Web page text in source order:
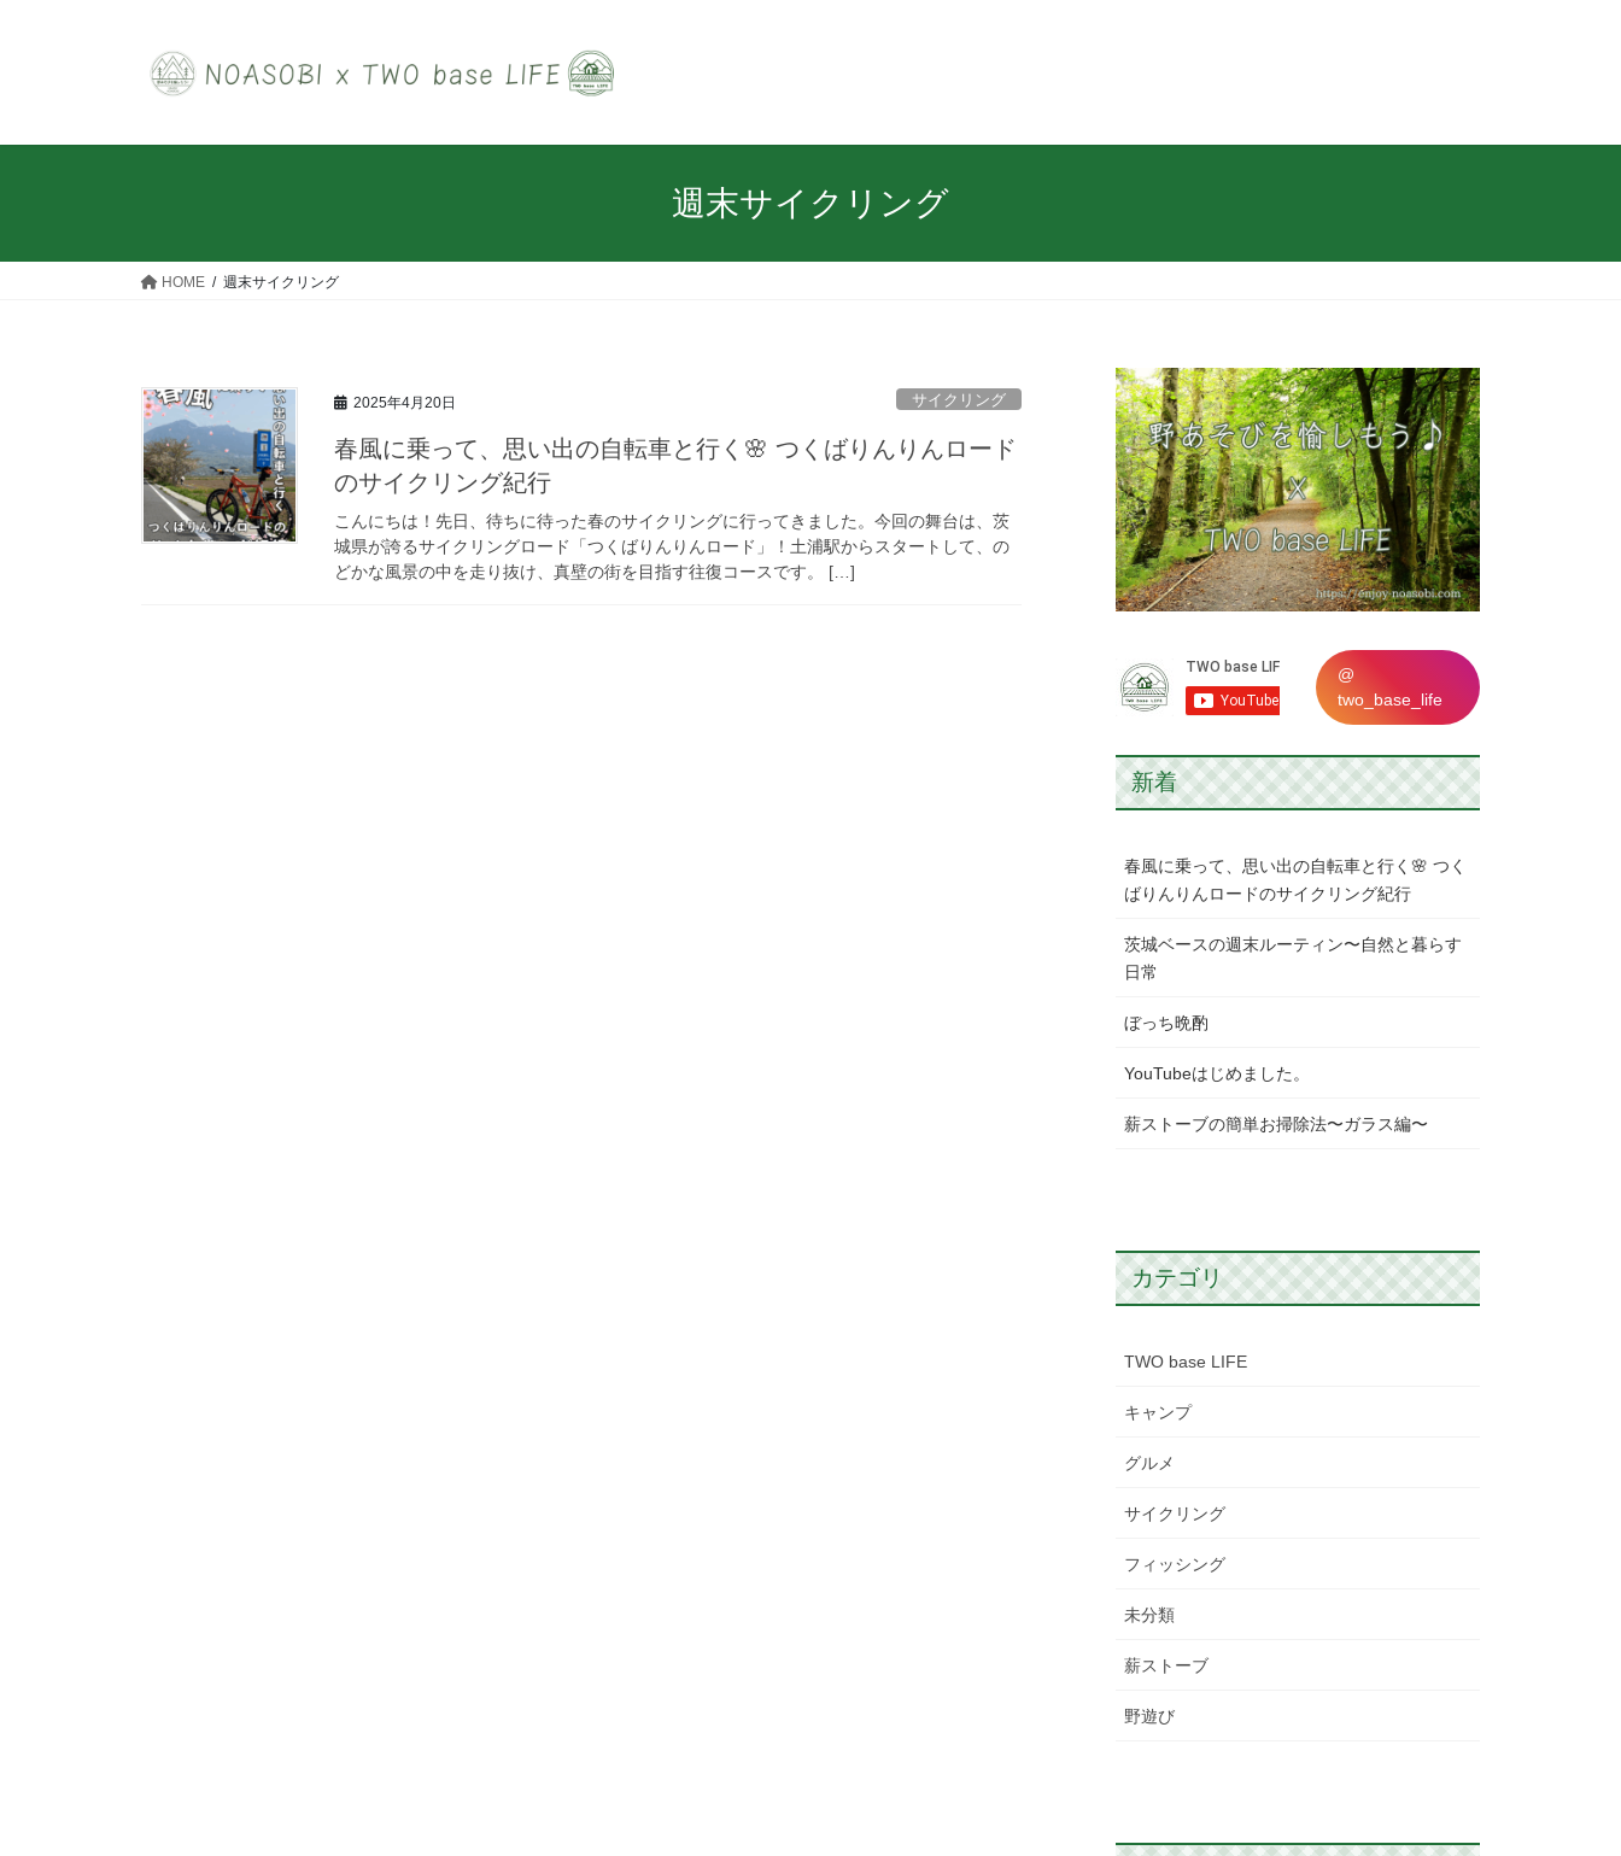
週末サイクリング
HOME 週末サイクリング
2025年4月20日 サイクリング
春風に乗って、思い出の自転車と行く🌸 つくばりんりんロード
のサイクリング紀行
こんにちは！先日、待ちに待った春のサイクリングに行ってきました。今回の舞台は、茨
城県が誇るサイクリングロード「つくばりんりんロード」！土浦駅からスタートして、の
どかな風景の中を走り抜け、真壁の街を目指す往復コースです。 […]
@
two_base_life
新着
春風に乗って、思い出の自転車と行く🌸 つく
ばりんりんロードのサイクリング紀行
茨城ベースの週末ルーティン〜自然と暮らす
日常
ぼっち晩酌
YouTubeはじめました。
薪ストーブの簡単お掃除法〜ガラス編〜
カテゴリ
TWO base LIFE
キャンプ
グルメ
サイクリング
フィッシング
未分類
薪ストーブ
野遊び